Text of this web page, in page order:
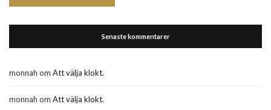
Senaste kommentarer
monnah om Att välja klokt.
monnah om Att välja klokt.